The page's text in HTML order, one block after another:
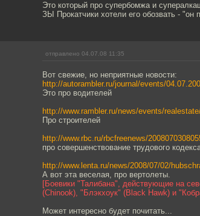
Это который про супербомжа и
ЗЫ Прокатчики хотели его обозвать - "он
отправлено 04.07.08 11:35
Вот свежие, но неприятные новости:
http://autorambler.ru/journal/events/
Это про водителей
http://www.rambler.ru/news/events/
Про строителей
http://www.rbc.ru/rbcfreenews/
про совершенствование трудового
http://www.lenta.ru/news/2008/07/02/
А вот эта веселая, про вертолеты.
[Боевики "Талибана", действующие на
(Chinook), "Блэкхоук" (Black Hawk) и
Может интересно будет почитать...